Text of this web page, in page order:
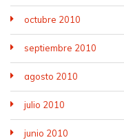
octubre 2010
septiembre 2010
agosto 2010
julio 2010
junio 2010